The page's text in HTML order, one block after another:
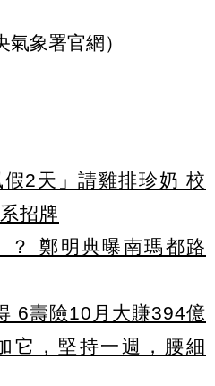
氣象署官網）
2天」請雞排珍奶 校
招牌
？ 鄭明典曝南瑪都路
6壽險10月大賺394億
它，堅持一週，腰細